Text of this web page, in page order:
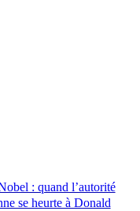
: quand l’autorité
se heurte à Donald